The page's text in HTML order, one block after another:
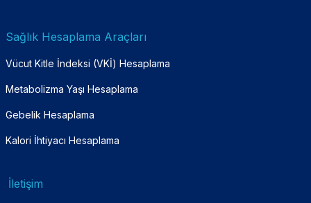
Sağlık Hesaplama Araçları
Vücut Kitle İndeksi (VKİ) Hesaplama
Metabolizma Yaşı Hesaplama
Gebelik Hesaplama
Kalori İhtiyacı Hesaplama
İletişim